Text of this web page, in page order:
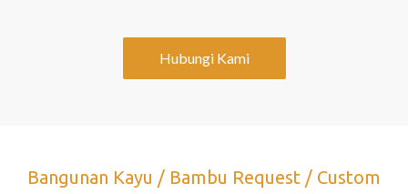
Hubungi Kami
Bangunan Kayu / Bambu Request / Custom